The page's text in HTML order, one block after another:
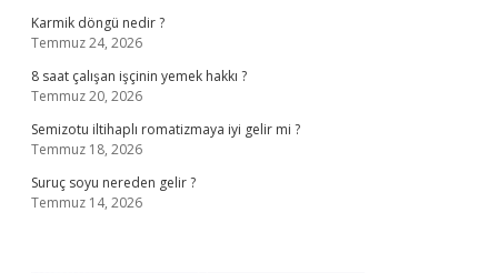
Karmik döngü nedir ?
Temmuz 24, 2026
8 saat çalışan işçinin yemek hakkı ?
Temmuz 20, 2026
Semizotu iltihaplı romatizmaya iyi gelir mi ?
Temmuz 18, 2026
Suruç soyu nereden gelir ?
Temmuz 14, 2026